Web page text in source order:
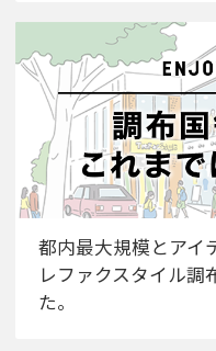
都内最大規模とアイ
レファクスタイル調
た。